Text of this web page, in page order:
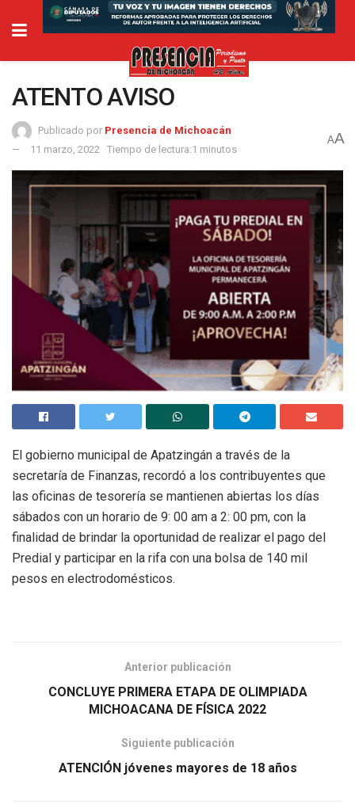
ATENTO AVISO
Publicado por Presencia de Michoacán
11 marzo, 2022
Tiempo de lectura:1 minutos
AA
El gobierno municipal de Apatzingán a través de la
secretaría de Finanzas, recordó a los contribuyentes que
las oficinas de tesorería se mantienen abiertas los días
sábados con un horario de 9: 00 am a 2: 00 pm, con la
finalidad de brindar la oportunidad de realizar el pago del
Predial y participar en la rifa con una bolsa de 140 mil
pesos en electrodomésticos.
Anterior publicación
CONCLUYE PRIMERA ETAPA DE OLIMPIADA
MICHOACANA DE FÍSICA 2022
Siguiente publicación
ATENCIÓN jóvenes mayores de 18 años